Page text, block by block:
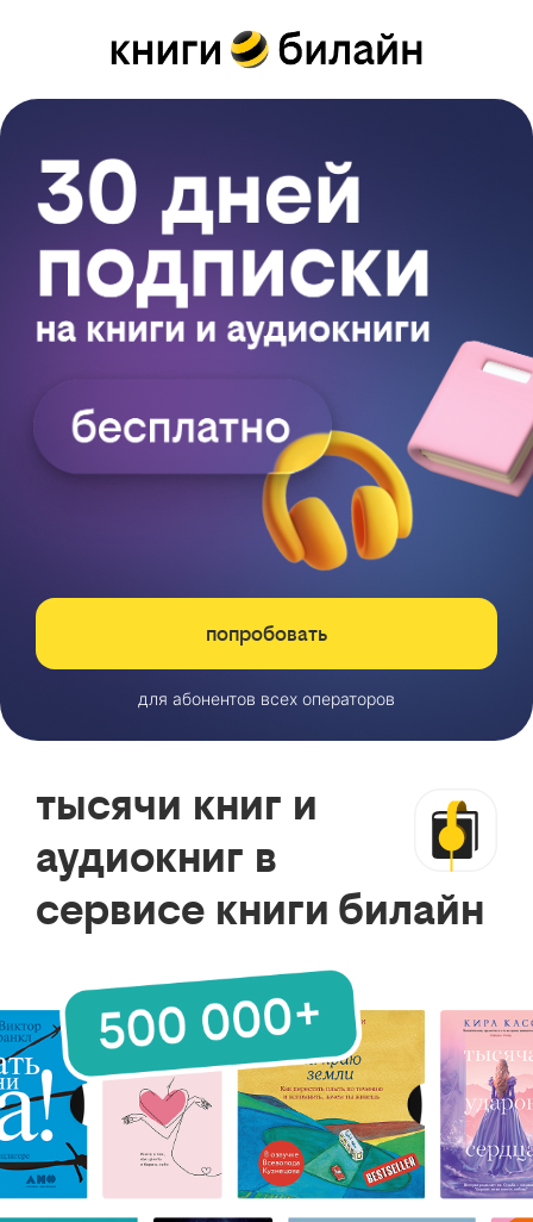
попробовать
для абонентов всех операторов
тысячи книг и
аудиокниг в
сервисе книги билайн